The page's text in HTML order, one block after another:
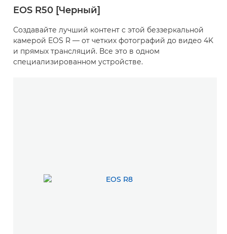
EOS R50 [Черный]
Создавайте лучший контент с этой беззеркальной
камерой EOS R — от четких фотографий до видео 4K
и прямых трансляций. Все это в одном
специализированном устройстве.